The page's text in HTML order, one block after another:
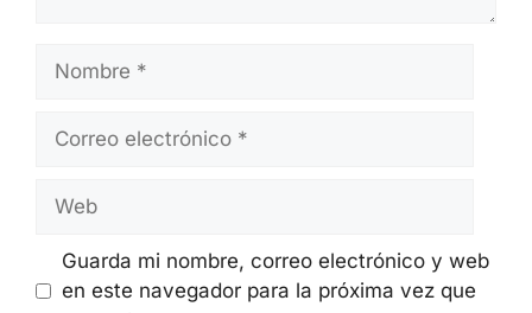
Nombre
Correo
Web
Guarda mi nombre, correo electrónico y web
en este navegador para la próxima vez que